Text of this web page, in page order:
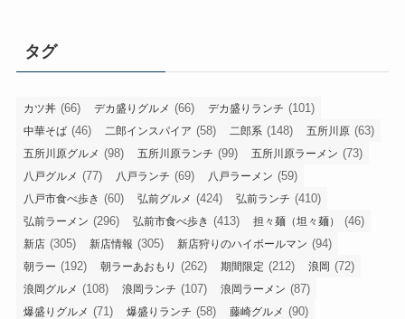
タグ
カツ丼 (66) デカ盛りグルメ (66) デカ盛りランチ (101)
中華そば (46) 二郎インスパイア (58) 二郎系 (148) 五所川原 (63)
五所川原グルメ (98) 五所川原ランチ (99) 五所川原ラーメン (73)
八戸グルメ (77) 八戸ランチ (69) 八戸ラーメン (59)
八戸市食べ歩き (60) 弘前グルメ (424) 弘前ランチ (410)
弘前ラーメン (296) 弘前市食べ歩き (413) 担々麺（坦々麺） (46)
新店 (305) 新店情報 (305) 新店狩りのハイボールマン (94)
朝ラー (192) 朝ラーあおもり (262) 期間限定 (212) 浪岡 (72)
浪岡グルメ (108) 浪岡ランチ (107) 浪岡ラーメン (87)
爆盛りグルメ (71) 爆盛りランチ (58) 藤崎グルメ (90)